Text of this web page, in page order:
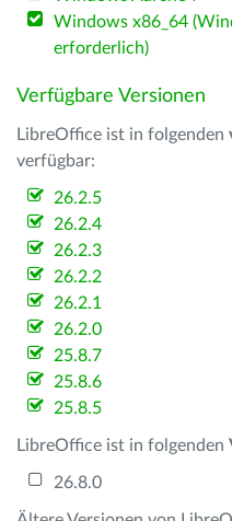
Windows x86_64
erforderlich)
Verfügbare Versionen
LibreOffice ist in folgenden
verfügbar:
26.2.5
26.2.4
26.2.3
26.2.2
26.2.1
26.2.0
25.8.7
25.8.6
25.8.5
LibreOffice ist in folgenden
26.8.0